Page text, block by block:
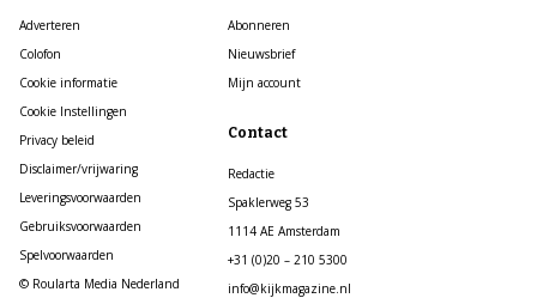
Adverteren
Colofon
Cookie informatie
Cookie Instellingen
Privacy beleid
Disclaimer/vrijwaring
Leveringsvoorwaarden
Gebruiksvoorwaarden
Spelvoorwaarden
© Roularta Media Nederland
Abonneren
Nieuwsbrief
Mijn account
Contact
Redactie
Spaklerweg 53
1114 AE Amsterdam
+31 (0)20 – 210 5300
info@kijkmagazine.nl